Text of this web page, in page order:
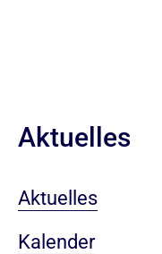
Aktuelles
Aktuelles
Kalender